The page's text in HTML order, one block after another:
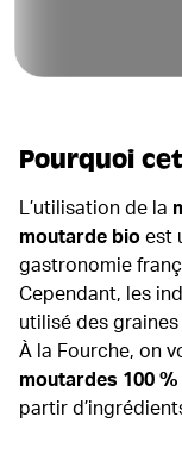
Pourquoi
L’utilisation de la
moutarde bio est
gastronomie
Cependant, les
utilisé des
À la Fourche, on
moutardes 100
partir